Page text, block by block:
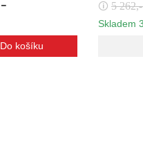
Do košíku
🛈 5
Skladem